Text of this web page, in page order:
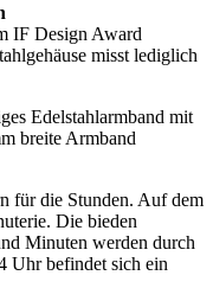
IF Design Award
misst lediglich
Edelstahlarmband mit
breite Armband
für die Stunden. Auf dem
Die bieden
Minuten werden durch
Uhr befindet sich ein